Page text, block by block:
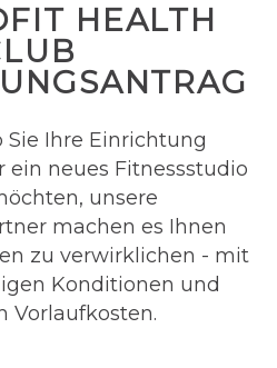
HEALTH
Sie Ihre Einrichtung
ein neues Fitnessstudio
unsere
machen es Ihnen
zu verwirklichen - mit
Konditionen und
Vorlaufkosten.